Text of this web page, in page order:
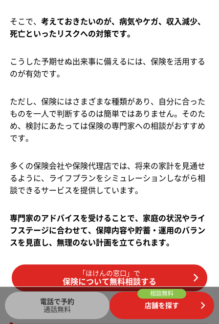
そこで、 考えておきたいのが、病気やケガ、収入減少、
死亡といったリスクへの対策です。
こうした予期せぬ出来事に備えるには、保険を活用する
のが有効です。
ただし、保険にはさまざまな種類があり、自分に合った
ものを一人で判断するのは簡単ではありません。そのた
め、検討にあたっては保険の専門家への相談がおすすめ
です。
多くの保険会社や保険代理店では、将来の家計を見通せ
るように、ライフプランをシミュレーションしながら相
談できるサービスを提供しています。
専門家のアドバイスを受けることで、家庭の状況やライ
フステージに合わせて、保障内容や貯蓄・運用のバラン
スを見直し、無理のない計画を立てられます。
「ほけんの窓口」で
保険について無料相談する
電話で予約
通話無料
店舗を探す
相談無料